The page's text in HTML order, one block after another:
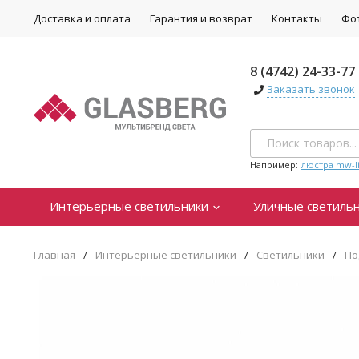
Доставка и оплата Гарантия и возврат Контакты
8 (4742) 24-33-77
Заказать звонок
Например: люстра mw-
Интерьерные светильники Уличные
Главная / Интерьерные светильники / Светильники /